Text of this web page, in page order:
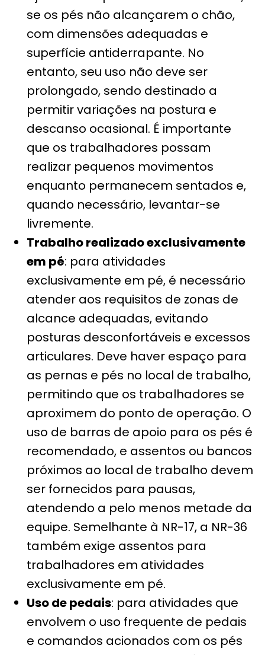
se os pés não alcançarem o chão,
com dimensões adequadas e
superfície antiderrapante. No
entanto, seu uso não deve ser
prolongado, sendo destinado a
permitir variações na postura e
descanso ocasional. É importante
que os trabalhadores possam
realizar pequenos movimentos
enquanto permanecem sentados e,
quando necessário, levantar-se
livremente.
Trabalho realizado exclusivamente
em pé: para atividades
exclusivamente em pé, é necessário
atender aos requisitos de zonas de
alcance adequadas, evitando
posturas desconfortáveis e excessos
articulares. Deve haver espaço para
as pernas e pés no local de trabalho,
permitindo que os trabalhadores se
aproximem do ponto de operação. O
uso de barras de apoio para os pés é
recomendado, e assentos ou bancos
próximos ao local de trabalho devem
ser fornecidos para pausas,
atendendo a pelo menos metade da
equipe. Semelhante à NR-17, a NR-36
também exige assentos para
trabalhadores em atividades
exclusivamente em pé.
Uso de pedais: para atividades que
envolvem o uso frequente de pedais
e comandos acionados com os pés